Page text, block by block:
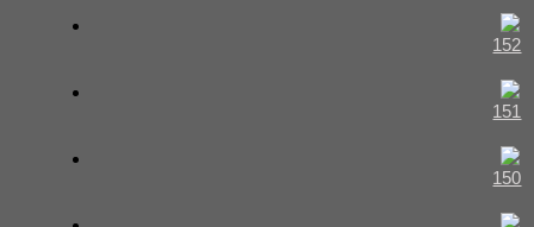
152
151
150